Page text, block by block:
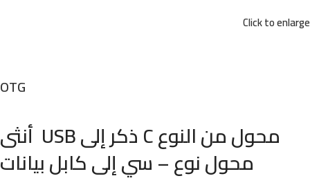
Click to enlarge
OTG
محول من النوع C ذكر إلى USB أنثى
محول نوع – سي إلى كابل بيانات